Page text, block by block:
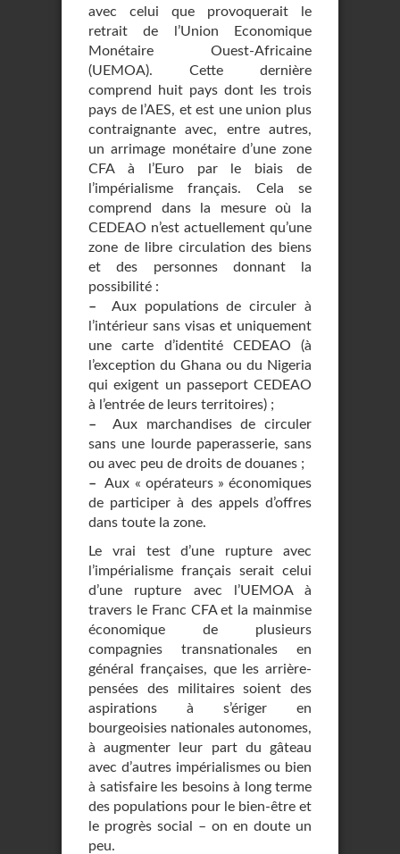
avec celui que provoquerait le
retrait de l’Union Economique
Monétaire Ouest-Africaine
(UEMOA). Cette dernière
comprend huit pays dont les trois
pays de l’AES, et est une union plus
contraignante avec, entre autres,
un arrimage monétaire d’une zone
CFA à l’Euro par le biais de
l’impérialisme français. Cela se
comprend dans la mesure où la
CEDEAO n’est actuellement qu’une
zone de libre circulation des biens
et des personnes donnant la
possibilité :
– Aux populations de circuler à
l’intérieur sans visas et uniquement
une carte d’identité CEDEAO (à
l’exception du Ghana ou du Nigeria
qui exigent un passeport CEDEAO
à l’entrée de leurs territoires) ;
– Aux marchandises de circuler
sans une lourde paperasserie, sans
ou avec peu de droits de douanes ;
– Aux « opérateurs » économiques
de participer à des appels d’offres
dans toute la zone.
Le vrai test d’une rupture avec
l’impérialisme français serait celui
d’une rupture avec l’UEMOA à
travers le Franc CFA et la mainmise
économique de plusieurs
compagnies transnationales en
général françaises, que les arrière-
pensées des militaires soient des
aspirations à s’ériger en
bourgeoisies nationales autonomes,
à augmenter leur part du gâteau
avec d’autres impérialismes ou bien
à satisfaire les besoins à long terme
des populations pour le bien-être et
le progrès social – on en doute un
peu.